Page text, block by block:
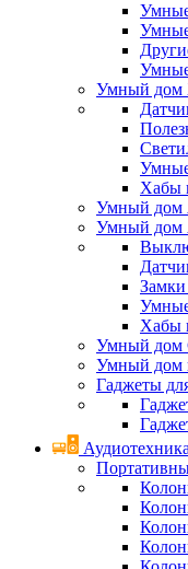
Умный дом
Хабы
Умный дом
Умный дом
Хабы
Умный дом
Умный дом
Гаджеты
Аудиотехника